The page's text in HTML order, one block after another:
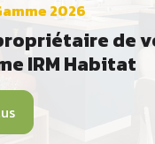
2026
de
IRM Habitat